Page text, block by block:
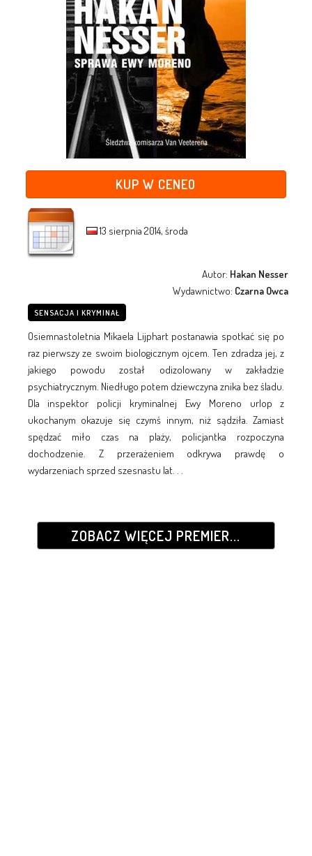
KUP W CENEO
13 sierpnia 2014, środa
Autor: Hakan Nesser
Wydawnictwo: Czarna Owca
SENSACJA I KRYMINAŁ
Osiemnastoletnia Mikaela Lijphart postanawia spotkać się po
raz pierwszy ze swoim biologicznym ojcem. Ten zdradza jej, z
jakiego powodu został odizolowany w zakładzie
psychiatrycznym. Niedługo potem dziewczyna znika bez śladu.
Dla inspektor policji kryminalnej Ewy Moreno urlop z
ukochanym okazuje się czymś innym, niż sądziła. Zamiast
spędzać miło czas na plaży, policjantka rozpoczyna
dochodzenie. Z przerażeniem odkrywa prawdę o
wydarzeniach sprzed szesnastu lat. . .
ZOBACZ WIĘCEJ PREMIER...